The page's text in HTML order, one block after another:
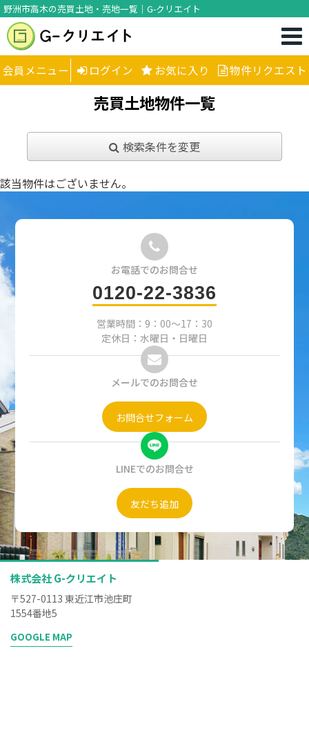
野洲市高木の売買土地・売地一覧｜G-クリエイト
会員メニュー ログイン お気に入り 物件リクエスト
売買土地物件一覧
検索条件を変更
該当物件はございません。
お電話でのお問合せ
0120-22-3836
営業時間：9：00～17：30
定休日：水曜日・日曜日
メールでのお問合せ
お問合せフォーム
LINEでのお問合せ
友だち追加
株式会社 G-クリエイト
〒527-0113 東近江市池庄町
1554番地5
GOOGLE MAP